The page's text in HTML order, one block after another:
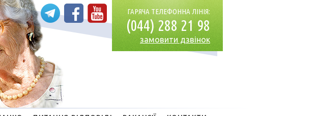
ГАРЯЧА ТЕЛЕФОННА ЛІНІЯ:
(044) 288 21 98
замовити дзвінок